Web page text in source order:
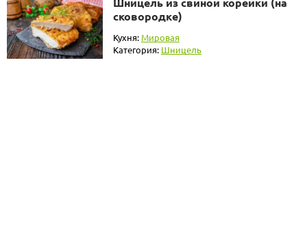
сковородке)
Кухня: Мировая
Категория: Шницель